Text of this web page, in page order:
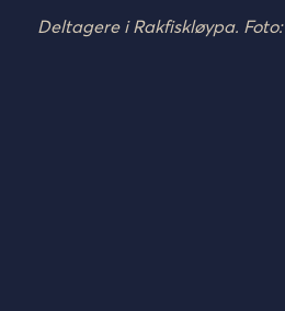
Deltagere i Rakfiskløypa. Foto: